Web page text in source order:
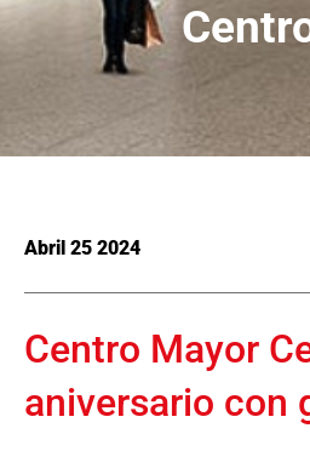
Abril 25 2024
Centro Mayor
aniversario con